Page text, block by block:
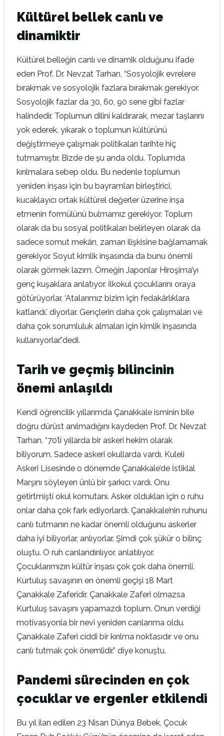
Kültürel bellek canlı ve
dinamiktir
Kültürel belleğin canlı ve dinamik olduğunu ifade
eden Prof. Dr. Nevzat Tarhan, “Sosyolojik evrelere
bırakmak ve sosyolojik fazlara bırakmak gerekiyor.
Sosyolojik fazlar da 30, 60, 90 sene gibi fazlar
halindedir. Toplumun dilini kaldırarak, mezar taşlarını
yok ederek, yıkarak o toplumun kültürünü
değiştirmeye çalışmak politikaları tarihte hiç
tutmamıştır. Bizde de şu anda oldu. Toplumda
kırılmalara sebep oldu. Bu nedenle toplumun
yeniden inşası için bu bayramları birleştirici,
kucaklayıcı ortak kültürel değerler üzerine inşa
etmenin formülünü bulmamız gerekiyor. Toplum
olarak da bu sosyal politikaları belirleyen olarak da
sadece somut mekân, zaman ilişkisine bağlamamak
gerekiyor. Soyut kimlik inşasında da bunu önemli
olarak görmek lazım. Örneğin Japonlar Hiroşima’yı
genç kuşaklara anlatıyor. İlkokul çocuklarını oraya
götürüyorlar. ‘Atalarımız bizim için fedakârlıklara
katlandı.’ diyorlar. Gençlerin daha çok çalışmaları ve
daha çok sorumluluk almaları için kimlik inşasında
kullanıyorlar.”dedi.
Tarih ve geçmiş bilincinin
önemi anlaşıldı
Kendi öğrencilik yıllarımda Çanakkale isminin bile
doğru dürüst anılmadığını kaydeden Prof. Dr. Nevzat
Tarhan, “70’li yıllarda bir askeri hekim olarak
biliyorum. Sadece askeri okullarda vardı. Kuleli
Askeri Lisesinde o dönemde Çanakkale’de İstiklal
Marşını söyleyen ünlü bir şarkıcı vardı. Onu
getirtmişti okul komutanı. Asker oldukları için o ruhu
onlar daha çok fark ediyorlardı. Çanakkale’nin ruhunu
canlı tutmanın ne kadar önemli olduğunu askerler
daha iyi biliyorlar, anlıyorlar. Şimdi çok şükür o bilinç
oluştu. O ruh canlandırılıyor, anlatılıyor.
Çocuklarımızın kültür inşası çok çok daha önemli.
Kurtuluş savaşının en önemli geçişi 18 Mart
Çanakkale Zaferidir. Çanakkale Zaferi olmazsa
Kurtuluş savaşını yapamazdı toplum. Onun verdiği
motivasyonla bir nevi yeniden canlanma oldu.
Çanakkale Zaferi ciddi bir kırılma noktasıdır ve onu
canlı tutmak çok önemlidir.” diye konuştu.
Pandemi sürecinden en çok
çocuklar ve ergenler etkilendi
Bu yıl ilan edilen 23 Nisan Dünya Bebek, Çocuk